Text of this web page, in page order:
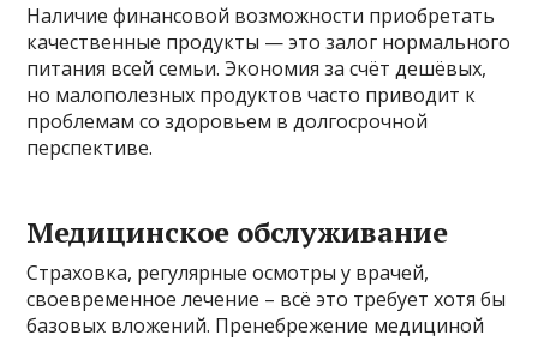
Наличие финансовой возможности приобретать
качественные продукты — это залог нормального
питания всей семьи. Экономия за счёт дешёвых,
но малополезных продуктов часто приводит к
проблемам со здоровьем в долгосрочной
перспективе.
Медицинское обслуживание
Страховка, регулярные осмотры у врачей,
своевременное лечение – всё это требует хотя бы
базовых вложений. Пренебрежение медициной